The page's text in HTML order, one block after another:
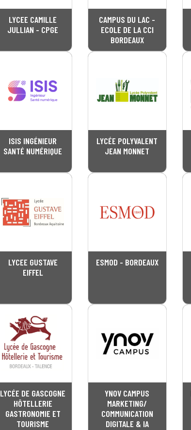
LYCEE CAMILLE
JULLIAN - CPGE
CAMPUS DU LAC -
ECOLE DE LA CCI
BORDEAUX
ISIS INGÉNIEUR
SANTÉ NUMÉRIQUE
LYCÉE POLYVALENT
JEAN MONNET
LYCEE GUSTAVE
EIFFEL
ESMOD - BORDEAUX
LYCÉE DE GASCOGNE
HÔTELLERIE
GASTRONOMIE ET
TOURISME
YNOV CAMPUS
MARKETING/
COMMUNICATION
DIGITALE & IA